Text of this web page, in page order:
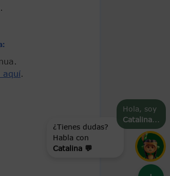
Hola, soy
Catalina...
¿Tienes dudas?
Habla con
Catalina 💬
p.m.
aquí.